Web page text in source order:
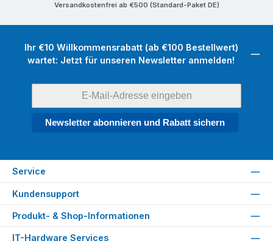
Versandkostenfrei ab €500 (Standard-Paket DE)
Ihr €10 Willkommensrabatt (ab €100 Bestellwert)
wartet: Jetzt für unseren Newsletter anmelden!
Newsletter abonnieren und Rabatt sichern
Service
Kundensupport
Produkt- & Shop-Informationen
IT-Hardware Services